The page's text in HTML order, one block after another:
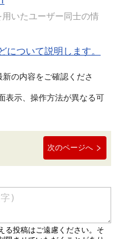
用いたユーザー同士の情
について説明します。
の内容をご確認くださ
表示、操作方法が異なる可
次のページへ